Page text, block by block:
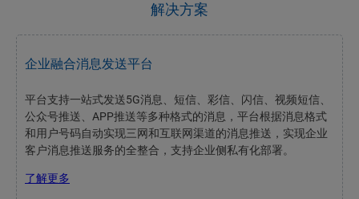
解决方案
企业融合消息发送平台
平台支持一站式发送5G消息、短信、彩信、闪信、视频短信、
公众号推送、APP推送等多种格式的消息，平台根据消息格式
和用户号码自动实现三网和互联网渠道的消息推送，实现企业
客户消息推送服务的全整合，支持企业侧私有化部署。
了解更多